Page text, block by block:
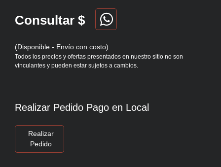
Consultar $
(Disponible - Envío con costo)
Todos los precios y ofertas presentados en nuestro sitio no son
vinculantes y pueden estar sujetos a cambios.
Realizar Pedido Pago en Local
Realizar
Pedido